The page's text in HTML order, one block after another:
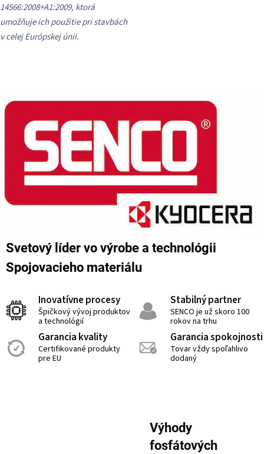
14566:2008+A1:2009, ktorá
umožňuje ich použitie pri stavbách
v celej Európskej únii.
Svetový líder vo výrobe a technológii
Spojovacieho materiálu
Inovatívne procesy
Špičkový vývoj produktov
a technológií
Stabilný partner
SENCO je už skoro 100
rokov na trhu
Garancia kvality
Certifikované produkty
pre EU
Garancia spokojnosti
Tovar vždy spoľahlivo
dodaný
Výhody
fosfátových